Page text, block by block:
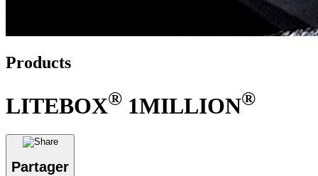
Products
LITEBOX® 1MILLION®
Partager